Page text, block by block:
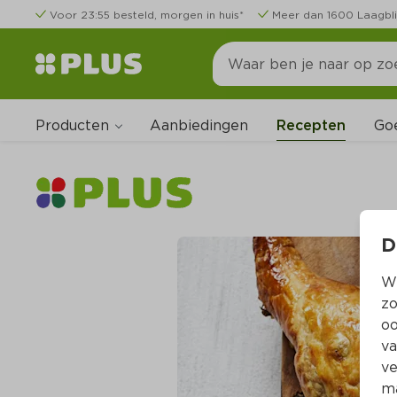
Voor 23:55 besteld, morgen in huis* Meer dan 1600
Producten Aanbiedingen Recepten